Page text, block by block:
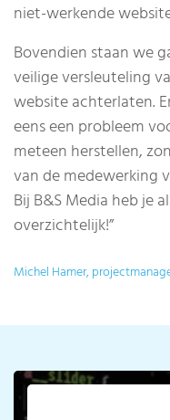
niet-werkende
Bovendien staan we
veilige versleuteling
website achterlaten.
eens een probleem
meteen herstellen,
van de medewerking
Bij B&S Media heb je
overzichtelijk!”
Michel Hamer,